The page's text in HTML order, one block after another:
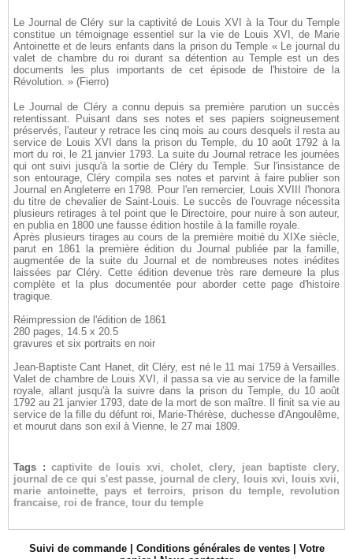
Le Journal de Cléry sur la captivité de Louis XVI à la Tour du Temple
constitue un témoignage essentiel sur la vie de Louis XVI, de Marie
Antoinette et de leurs enfants dans la prison du Temple « Le journal du
valet de chambre du roi durant sa détention au Temple est un des
documents les plus importants de cet épisode de l'histoire de la
Révolution. » (Fierro)
Le Journal de Cléry a connu depuis sa première parution un succès
retentissant. Puisant dans ses notes et ses papiers soigneusement
préservés, l'auteur y retrace les cinq mois au cours desquels il resta au
service de Louis XVI dans la prison du Temple, du 10 août 1792 à la
mort du roi, le 21 janvier 1793. La suite du Journal retrace les journées
qui ont suivi jusqu'à la sortie de Cléry du Temple. Sur l'insistance de
son entourage, Cléry compila ses notes et parvint à faire publier son
Journal en Angleterre en 1798. Pour l'en remercier, Louis XVIII l'honora
du titre de chevalier de Saint-Louis. Le succès de l'ouvrage nécessita
plusieurs retirages à tel point que le Directoire, pour nuire à son auteur,
en publia en 1800 une fausse édition hostile à la famille royale.
Après plusieurs tirages au cours de la première moitié du XIXe siècle,
parut en 1861 la première édition du Journal publiée par la famille,
augmentée de la suite du Journal et de nombreuses notes inédites
laissées par Cléry. Cette édition devenue très rare demeure la plus
complète et la plus documentée pour aborder cette page d'histoire
tragique.
Réimpression de l'édition de 1861
280 pages, 14.5 x 20.5
gravures et six portraits en noir
Jean-Baptiste Cant Hanet, dit Cléry, est né le 11 mai 1759 à Versailles.
Valet de chambre de Louis XVI, il passa sa vie au service de la famille
royale, allant jusqu'à la suivre dans la prison du Temple, du 10 août
1792 au 21 janvier 1793, date de la mort de son maître. Il finit sa vie au
service de la fille du défunt roi, Marie-Thérèse, duchesse d'Angoulême,
et mourut dans son exil à Vienne, le 27 mai 1809.
Tags :captivite de louis xvi, cholet, clery, jean baptiste clery,
journal de ce qui s'est passe, journal de clery, louis xvi, louis xvii,
marie antoinette, pays et terroirs, prison du temple, revolution
francaise, roi de france, tour du temple
Suivi de commande Conditions générales de ventes
Votre